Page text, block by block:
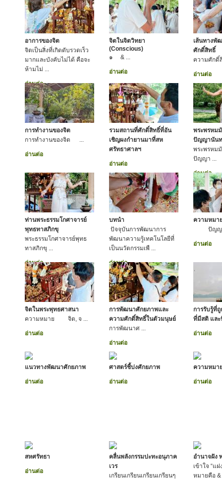
อาการของจิต
จิตเป็นสิ่งที่เกิดดับรวดเร็ว
มากและบังคับไม่ได้ คือจะ
ห้ามไม่ ...
อ่านต่อ
จิตในจิตวิทยา
(Conscious)
๑ & ...
อ่านต่อ
เส้นทางพั
ศักดิ์สิทธิ์
ความศักดิ์
อ่านต่อ
การทำงานของจิต
การทำงานของจิต ...
อ่านต่อ
รวมสถานที่ศักดิ์สิทธิ์ที่อัน
เชิญผงกำยานมาที่สห
ศรัทธาศาลฯ
อ่านต่อ
พระพรหม
ปัญญานัน
พระพรหม
ปัญญา ...
อ่านต่อ
ท่านพระธรรมโกศาจารย์
พุทธทาสภิกขุ
พระธรรมโกศาจารย์พุทธ
ทาสภิกขุ ...
อ่านต่อ
บทนำ
ปัจจุบันการพัฒนาการ
พัฒนาความรู้เทคโนโลยีที่
เป็นนวัตกรรมเพื ...
อ่านต่อ
ความหมา
ปัญญา
อ่านต่อ
จิตในพระพุทธศาสนา
ความหมาย จิต, จ ...
อ่านต่อ
การพัฒนาศักยภาพและ
ความศักดิ์สิทธิ์ในตัวมนุษย์
การพัฒนาศ ...
อ่านต่อ
การรับรู้ที่
ที่มีสติ แล
อ่านต่อ
แนวทางพัฒนาศักยภาพ
อ่านต่อ
ศาสตร์ชี้บ่งศักยภาพ
อ่านต่อ
ความหมา
อ่านต่อ
สหศรัทธา
อ่านต่อ
คลื่นพลังกรรมปะทะอนุภาค
เวร
เกรียนเกรียนเกรียนเกรียนๆ
อำนาจฝัง
เข้าใจ “แฝ
หมายคือ &